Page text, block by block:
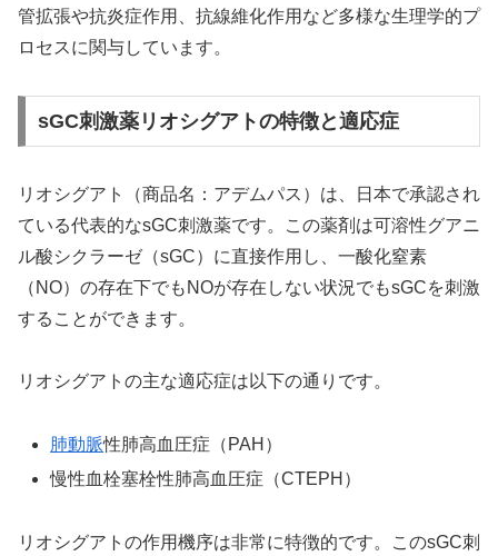
管拡張や抗炎症作用、抗線維化作用など多様な生理学的プ
ロセスに関与しています。
sGC刺激薬リオシグアトの特徴と適応症
リオシグアト（商品名：アデムパス）は、日本で承認され
ている代表的なsGC刺激薬です。この薬剤は可溶性グアニ
ル酸シクラーゼ（sGC）に直接作用し、一酸化窒素
（NO）の存在下でもNOが存在しない状況でもsGCを刺激
することができます。
リオシグアトの主な適応症は以下の通りです。
肺動脈性肺高血圧症（PAH）
慢性血栓塞栓性肺高血圧症（CTEPH）
リオシグアトの作用機序は非常に特徴的です。このsGC刺